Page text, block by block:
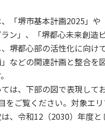
「堺市基本計画2025」や
ン」、「堺都心未来創造
堺都心部の活性化に向け
などの関連計画と整合を
は、下部の図で表現してお
をご覧ください。対象エ
、令和12（2030）年度と